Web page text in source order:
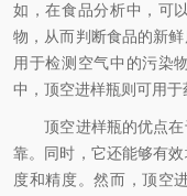
如，在食品分析中，可
物，从而判断食品的新
用于检测空气中的污染
中，顶空进样瓶则可用于
顶空进样瓶的优点在
靠。同时，它还能够有
度和精度。然而，顶空